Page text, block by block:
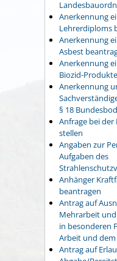
Anerkennung
Lehrerdiploms
Anerkennung
Asbest
Anerkennung
Biozid-
Anerkennung
§ 18
Anfrage bei
stellen
Angaben zur
Aufgaben des
Anhänger
beantragen
Antrag auf
Mehrarbeit
in besonderen
Arbeit und
Antrag auf